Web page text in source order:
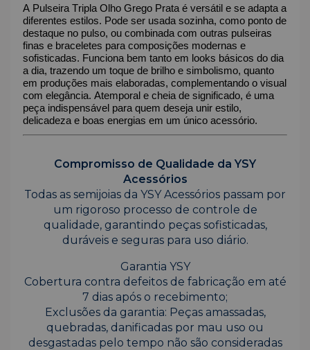
A Pulseira Tripla Olho Grego Prata é versátil e se adapta a
diferentes estilos. Pode ser usada sozinha, como ponto de
destaque no pulso, ou combinada com outras pulseiras
finas e braceletes para composições modernas e
sofisticadas. Funciona bem tanto em looks básicos do dia
a dia, trazendo um toque de brilho e simbolismo, quanto
em produções mais elaboradas, complementando o visual
com elegância. Atemporal e cheia de significado, é uma
peça indispensável para quem deseja unir estilo,
delicadeza e boas energias em um único acessório.
Compromisso de Qualidade da YSY
Acessórios
Todas as semijoias da YSY Acessórios passam por
um rigoroso processo de controle de
qualidade, garantindo peças sofisticadas,
duráveis e seguras para uso diário.
Garantia YSY
Cobertura contra defeitos de fabricação em até
7 dias após o recebimento;
Exclusões da garantia: Peças amassadas,
quebradas, danificadas por mau uso ou
desgastadas pelo tempo não são consideradas